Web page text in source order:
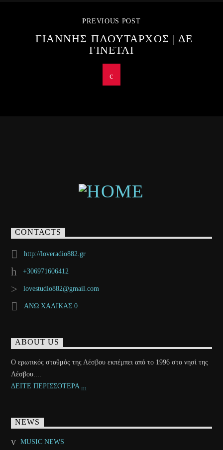
PREVIOUS POST
ΓΙΑΝΝΗΣ ΠΛΟΥΤΑΡΧΟΣ | ΔΕ
ΓΙΝΕΤΑΙ
CONTACTS
http://loveradio882.gr
+306971606412
lovestudio882@gmail.com
ΑΝΩ ΧΑΛΙΚΑΣ 0
ABOUT US
Ο ερωτικός σταθμός της Λέσβου εκπέμπει από το 1996 στο νησί της
Λέσβου....
ΔΕΙΤΕ ΠΕΡΙΣΣΟΤΕΡΑ
NEWS
MUSIC NEWS